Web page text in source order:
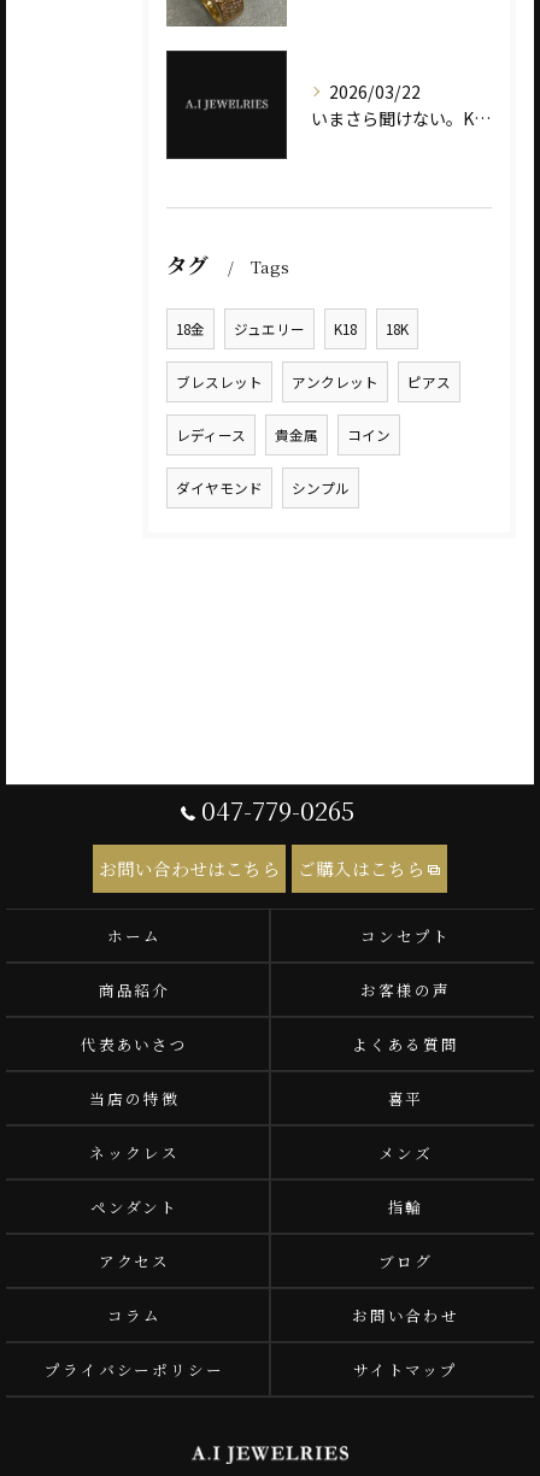
2026/03/22
いまさら聞けない。K18とK24の違いとは？ ― ゴールドジュエリー選びで失敗しない基礎知識 ―
タグ Tags
18金 ジュエリー K18 18K
ブレスレット アンクレット ピアス
レディース 貴金属 コイン
ダイヤモンド シンプル
047-779-0265
お問い合わせはこちら ご購入はこちら
ホーム コンセプト
商品紹介 お客様の声
代表あいさつ よくある質問
当店の特徴 喜平
ネックレス メンズ
ペンダント 指輪
アクセス ブログ
コラム お問い合わせ
プライバシーポリシー サイトマップ